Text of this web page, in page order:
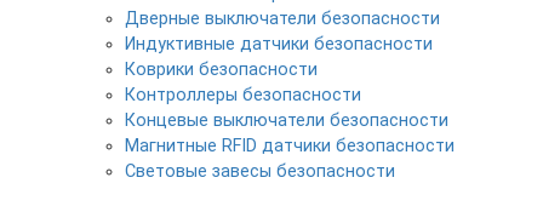
Дверные выключатели безопасности
Индуктивные датчики безопасности
Коврики безопасности
Контроллеры безопасности
Концевые выключатели безопасности
Магнитные RFID датчики безопасности
Световые завесы безопасности